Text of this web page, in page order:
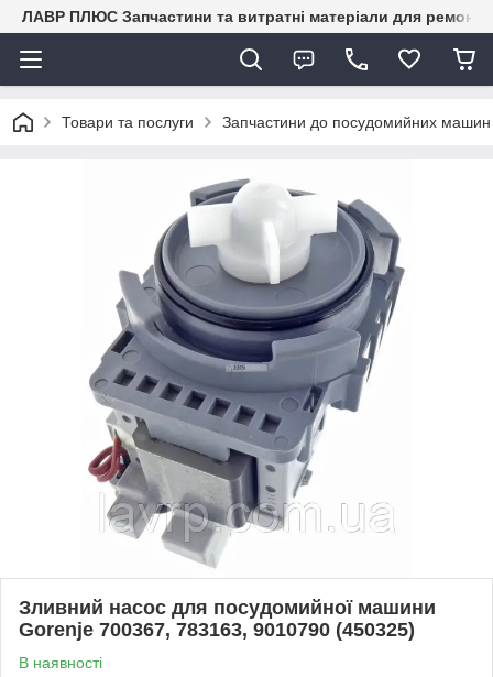
ЛАВР ПЛЮС Запчастини та витратні матеріали для ремонту
Товари та послуги Запчастини до посудомийних
Зливний насос для посудомийної машини
Gorenje 700367, 783163, 9010790 (450325)
В наявності